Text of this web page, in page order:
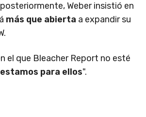
Weber insistió en
más que abierta a expandir su
el que Bleacher Report no esté
para ellos".